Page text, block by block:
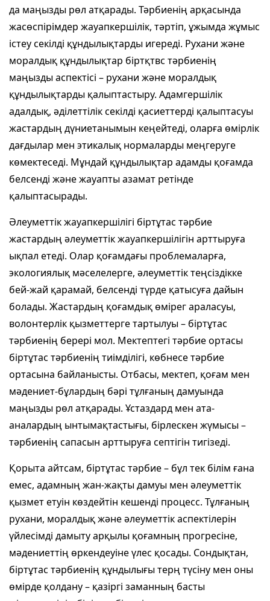
да маңызды рөл атқарады. Тәрбиенің арқасында
жасөспірімдер жауапкершілік, тәртіп, ұжымда жұмыс
істеу секілді құндылықтарды игереді. Рухани және
моралдық құндылықтар біртқтвс тәрбиенің
маңызды аспектісі – рухани және моралдық
құндылықтарды қалыптастыру. Адамгершілік
адалдық, әділеттілік секілді қасиеттерді қалыптасуы
жастардың дүниетанымын кеңейтеді, оларға өмірлік
дағдылар мен этикалық нормаларды меңгеруге
көмектеседі. Мұндай құндылықтар адамды қоғамда
белсенді және жауапты азамат ретінде
қалыптасырады.
Әлеуметтік жауапкершілігі біртұтас тәрбие
жастардың әлеуметтік жауапкершілігін арттыруға
ықпал етеді. Олар қоғамдағы проблемаларға,
экологиялық мәселелерге, әлеуметтік теңсіздікке
бей-жай қарамай, белсенді түрде қатысуға дайын
болады. Жастардың қоғамдық өмірег араласуы,
волонтерлік қызметтерге тартылуы – біртұтас
тәрбиенің берері мол. Мектептегі тәрбие ортасы
біртұтас тәрбиенің тиімділігі, көбнесе тәрбие
ортасына байланысты. Отбасы, мектеп, қоғам мен
мәдениет-бұлардың бәрі тұлғаның дамуында
маңызды рөл атқарады. Ұстаздард мен ата-
аналардың ынтымақтастығы, бірлескен жүмысы –
тәрбиенің сапасын арттыруға септігін тигізеді.
Қорыта айтсам, біртұтас тәрбие – бұл тек білім ғана
емес, адамның жан-жақты дамуы мен әлеуметтік
қызмет етуін көздейтін кешенді процесс. Тұлғаның
рухани, моралдық және әлеуметтік аспектілерін
үйлесімді дамыту арқылы қоғамның прогресіне,
мәдениеттің өркендеуiне үлес қосады. Сондықтан,
біртұтас тәрбиенің құндылығы терң түсіну мен оны
өмірде қолдану – қазіргі заманның басты